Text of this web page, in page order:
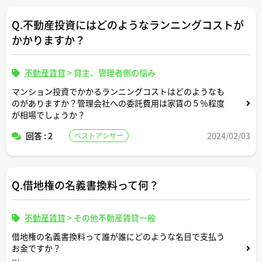
Q.不動産投資にはどのようなランニングコストが
かかりますか？
不動産賃貸 >貸主、管理者側の悩み
マンション投資でかかるランニングコストはどのようなも
のがありますか？管理会社への委託費用は家賃の５％程度
が相場でしょうか？
回答 : 2
ベストアンサー 2024/02/03
Q.借地権の名義書換料って何？
不動産賃貸 > その他不動産賃貸一般
借地権の名義書換料って誰が誰にどのような名目で支払う
お金ですか？